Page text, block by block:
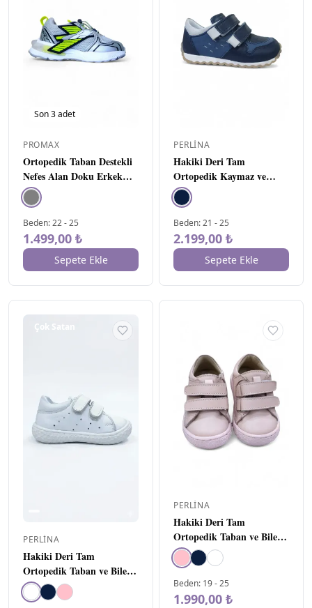
Son3adet
PROMAX
Ortopedik Taban Destekli
Nefes Alan Doku Erkek
Bebe Spor Ayakkabı
Beden:22-25
1.499,00 ₺
Sepete Ekle
PERLINA
Hakiki Deri Tam
Ortopedik Kaymaz ve
Esnek Tabanlı Erkek Bebe
Spor Ayakkabı
Beden:21 -25
2.199,00 ₺
Sepete Ekle
Çok Satan
PERLINA
Hakiki Deri Tam
Ortopedik Taban ve Bilek
Destekli Bebe Ayakkabı
Beyaz
PERLINA
Hakiki Deri Tam
Ortopedik Taban ve Bilek
Destekli Bebe Ayakkabı
Pembe
Beden: 19-25
1.990,00 ₺